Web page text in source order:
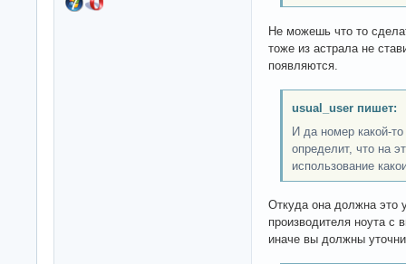
Не можешь что то
тоже из астрала не
появляются.
usual_user пишет:
И да номер какой-
определит, что на
использование
Откуда она должна это
производителя ноута с
иначе вы должны